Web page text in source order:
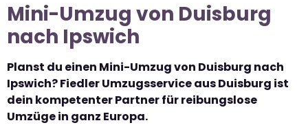
Mini-Umzug von Duisburg
nach Ipswich
Planst du einen Mini-Umzug von Duisburg nach
Ipswich? Fiedler Umzugsservice aus Duisburg ist
dein kompetenter Partner für reibungslose
Umzüge in ganz Europa.